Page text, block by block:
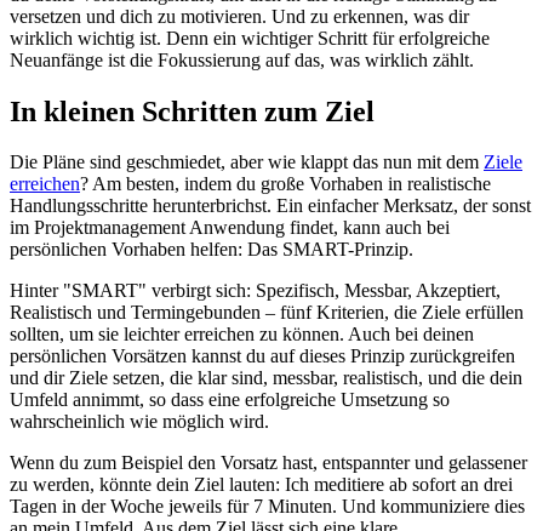
versetzen und dich zu motivieren. Und zu erkennen, was dir
wirklich wichtig ist. Denn ein wichtiger Schritt für erfolgreiche
Neuanfänge ist die Fokussierung auf das, was wirklich zählt.
In kleinen Schritten zum Ziel
Die Pläne sind geschmiedet, aber wie klappt das nun mit dem Ziele
erreichen? Am besten, indem du große Vorhaben in realistische
Handlungsschritte herunterbrichst. Ein einfacher Merksatz, der sonst
im Projektmanagement Anwendung findet, kann auch bei
persönlichen Vorhaben helfen: Das SMART-Prinzip.
Hinter "SMART" verbirgt sich: Spezifisch, Messbar, Akzeptiert,
Realistisch und Termingebunden – fünf Kriterien, die Ziele erfüllen
sollten, um sie leichter erreichen zu können. Auch bei deinen
persönlichen Vorsätzen kannst du auf dieses Prinzip zurückgreifen
und dir Ziele setzen, die klar sind, messbar, realistisch, und die dein
Umfeld annimmt, so dass eine erfolgreiche Umsetzung so
wahrscheinlich wie möglich wird.
Wenn du zum Beispiel den Vorsatz hast, entspannter und gelassener
zu werden, könnte dein Ziel lauten: Ich meditiere ab sofort an drei
Tagen in der Woche jeweils für 7 Minuten. Und kommuniziere dies